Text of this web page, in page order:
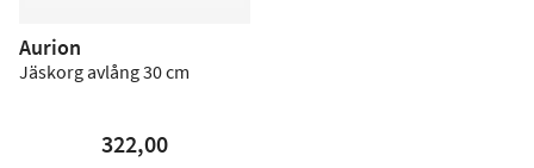
Aurion
Jäskorg avlång 30 cm
322,00